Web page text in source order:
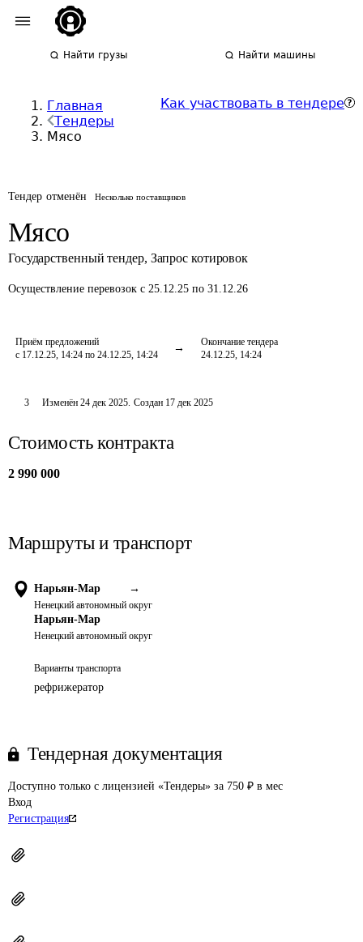
Найти грузы Найти машины
Главная
Тендеры
Мясо
Как участвовать в тендере
Тендер отменён Несколько поставщиков
Мясо
Государственный тендер, Запрос котировок
Осуществление перевозок с 25.12.25 по 31.12.26
Приём предложений
с 17.12.25, 14:24 по 24.12.25, 14:24
Окончание тендера
24.12.25, 14:24
3 Изменён 24 дек 2025. Создан 17 дек 2025
Стоимость контракта
2 990 000
Маршруты и транспорт
Нарьян-Мар →
Ненецкий автономный округ
Нарьян-Мар
Ненецкий автономный округ
Варианты транспорта
рефрижератор
Тендерная документация
Доступно только с лицензией «Тендеры» за 750 ₽ в мес
Вход
Регистрация